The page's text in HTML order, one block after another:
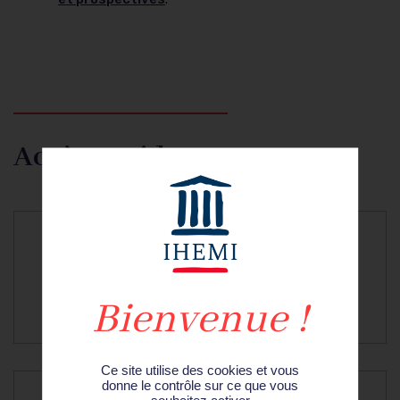
prospective
Accès rapides
Travaux et études
EN SAVOIR PLUS
Ce site utilise des cookies et vous
donne le contrôle sur ce que vous